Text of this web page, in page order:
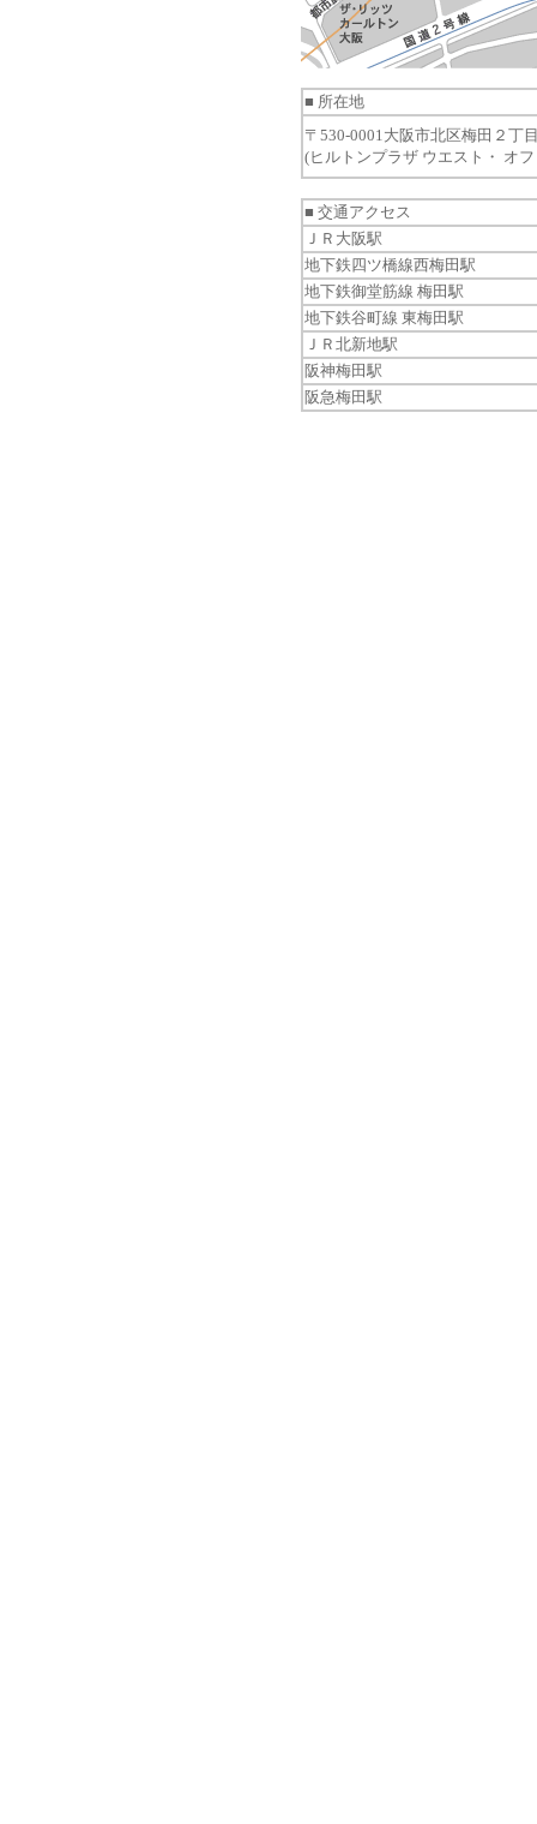
■ 所在地
〒530-0001大阪市北区梅田２丁
(ヒルトンプラザ ウエスト・ オ
■ 交通アクセス
ＪＲ大阪駅
地下鉄四ツ橋線西梅田駅
地下鉄御堂筋線 梅田駅
地下鉄谷町線 東梅田駅
ＪＲ北新地駅
阪神梅田駅
阪急梅田駅